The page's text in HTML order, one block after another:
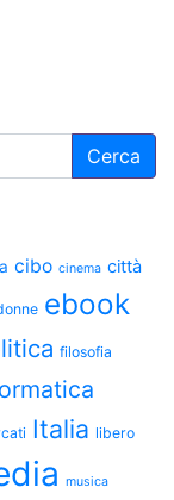
cibo cinema città
ebook
filosofia
Italia libero
musica